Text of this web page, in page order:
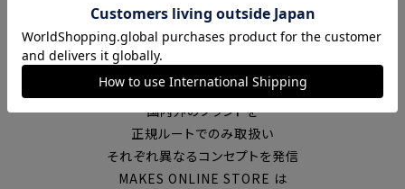
富山の中心エリアで現在7店舗の
セレクトショップを展開
国内外のブランドを
正規ルートでのみ取扱い
それぞれ異なるコンセプトを発信
MAKES ONLINE STORE は